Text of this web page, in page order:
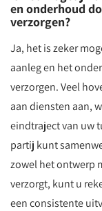
en onderhoud
verzorgen?
Ja, het is zeker
aanleg en het
verzorgen. Veel
aan diensten aan,
eindtraject van uw
partij kunt
zowel het ontwerp
verzorgt, kunt u
een consistente